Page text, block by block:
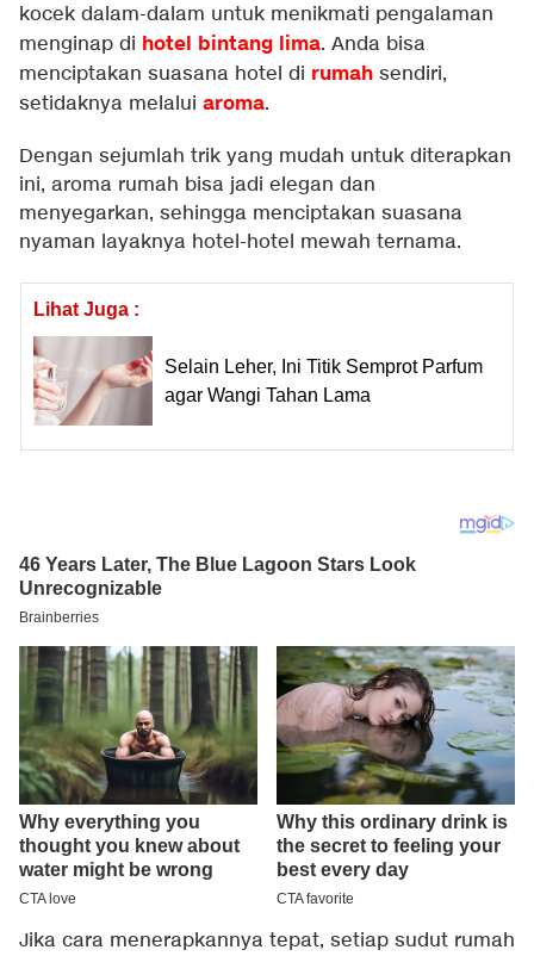
kocek dalam-dalam untuk menikmati pengalaman
menginap di hotel bintang lima. Anda bisa
menciptakan suasana hotel di rumah sendiri,
setidaknya melalui aroma.
Dengan sejumlah trik yang mudah untuk diterapkan
ini, aroma rumah bisa jadi elegan dan
menyegarkan, sehingga menciptakan suasana
nyaman layaknya hotel-hotel mewah ternama.
Lihat Juga :
Selain Leher, Ini Titik Semprot Parfum
agar Wangi Tahan Lama
Jika cara menerapkannya tepat, setiap sudut rumah